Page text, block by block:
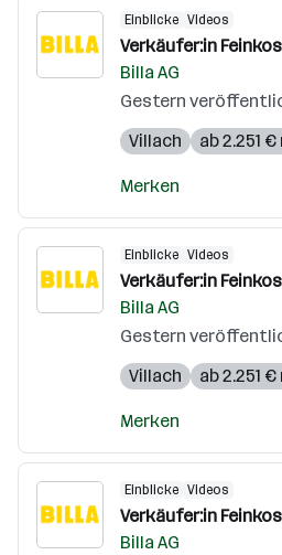
Einblicke Videos
Verkäufer:in
Billa AG
Gestern
Villach
ab 2.251
Merken
Einblicke Videos
Verkäufer:in
Billa AG
Gestern
Villach
ab 2.251
Merken
Einblicke Videos
Verkäufer:in
Billa AG